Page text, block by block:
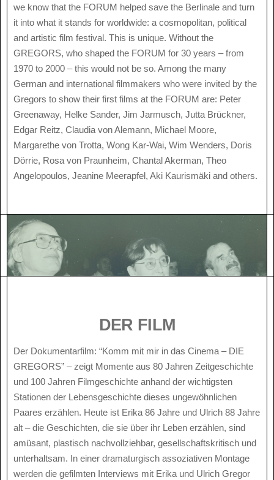
we know that the FORUM helped save the Berlinale and turn
it into what it stands for worldwide: a cosmopolitan, political
and artistic film festival. This is unique. Without the
GREGORS, who shaped the FORUM for 30 years – from
1970 to 2000 – this would not be so. Among the many
German and international filmmakers who were invited by the
Gregors to show their first films at the FORUM are: Peter
Greenaway, Helke Sander, Jim Jarmusch, Jutta Brückner,
Edgar Reitz, Claudia von Alemann, Michael Moore,
Margarethe von Trotta, Wong Kar-Wai, Wim Wenders, Doris
Dörrie, Rosa von Praunheim, Chantal Akerman, Theo
Angelopoulos, Jeanine Meerapfel, Aki Kaurismäki and others.
DER FILM
Der Dokumentarfilm: “Komm mit mir in das Cinema – DIE
GREGORS” – zeigt Momente aus 80 Jahren Zeitgeschichte
und 100 Jahren Filmgeschichte anhand der wichtigsten
Stationen der Lebensgeschichte dieses ungewöhnlichen
Paares erzählen. Heute ist Erika 86 Jahre und Ulrich 88 Jahre
alt – die Geschichten, die sie über ihr Leben erzählen, sind
amüsant, plastisch nachvollziehbar, gesellschaftskritisch und
unterhaltsam. In einer dramaturgisch assoziativen Montage
werden die gefilmten Interviews mit Erika und Ulrich Gregor